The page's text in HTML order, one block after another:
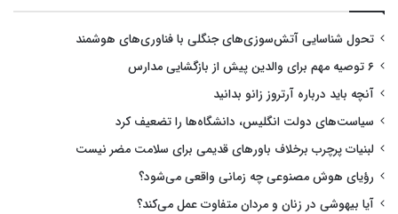
تحول شناسایی آتش‌سوزی‌های جنگلی با فناوری‌های هوشمند
۶ توصیه مهم برای والدین پیش از بازگشایی مدارس
آنچه باید درباره آرتروز زانو بدانید
سیاست‌های دولت انگلیس، دانشگاه‌ها را تضعیف کرد
لبنیات پرچرب برخلاف باورهای قدیمی برای سلامت مضر نیست
رؤیای هوش مصنوعی چه زمانی واقعی می‌شود؟
آیا بیهوشی در زنان و مردان متفاوت عمل می‌کند؟